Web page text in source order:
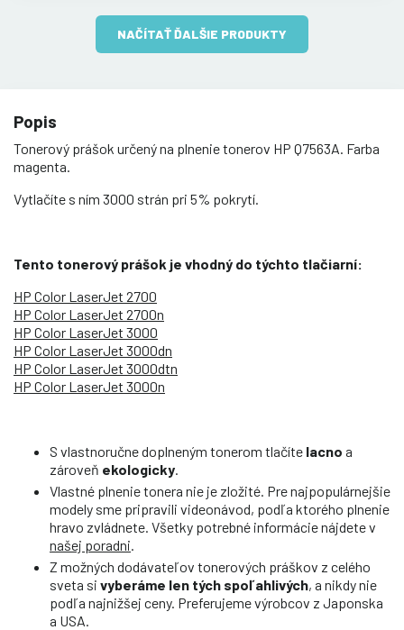
NAČÍTAŤ ĎALŠIE PRODUKTY
Popis
Tonerový prášok určený na plnenie tonerov HP Q7563A. Farba
magenta.
Vytlačíte s ním 3000 strán pri 5% pokrytí.
Tento tonerový prášok je vhodný do týchto tlačiarní:
HP Color LaserJet 2700
HP Color LaserJet 2700n
HP Color LaserJet 3000
HP Color LaserJet 3000dn
HP Color LaserJet 3000dtn
HP Color LaserJet 3000n
S vlastnoručne doplneným tonerom tlačíte lacno a
zároveň ekologicky.
Vlastné plnenie tonera nie je zložité. Pre najpopulárnejšie
modely sme pripravili videonávod, podľa ktorého plnenie
hravo zvládnete. Všetky potrebné informácie nájdete v
našej poradni.
Z možných dodávateľov tonerových práškov z celého
sveta si vyberáme len tých spoľahlivých, a nikdy nie
podľa najnižšej ceny. Preferujeme výrobcov z Japonska
a USA.